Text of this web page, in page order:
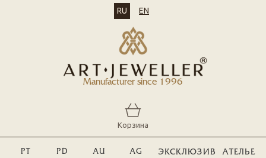
Manufacturer since 1996
RU EN
Корзина
PT PD AU AG ЭКСКЛЮЗИВ АТЕЛЬЕ